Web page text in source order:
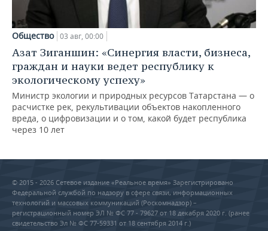
Общество 03 авг, 00:00
Азат Зиганшин: «Синергия власти, бизнеса,
граждан и науки ведет республику к
экологическому успеху»
Министр экологии и природных ресурсов Татарстана — о
расчистке рек, рекультивации объектов накопленного
вреда, о цифровизации и о том, какой будет республика
через 10 лет
© 2015 - 2026 Сетевое издание «Реальное время» Зарегистрировано
Федеральной службой по надзору в сфере связи, информационных
технологий и массовых коммуникаций (Роскомнадзор) –
регистрационный номер ЭЛ № ФС 77 - 79627 от 18 декабря 2020 г. (ранее
свидетельство Эл № ФС 77-59331 от 18 сентября 2014 г.)